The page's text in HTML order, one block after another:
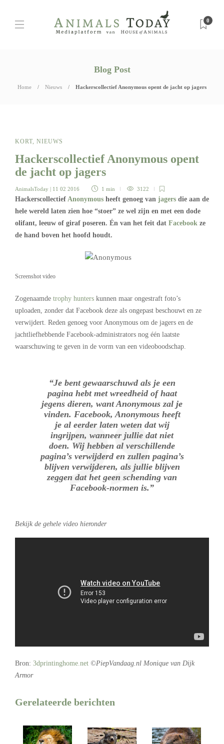
0
Blog Post
Home Nieuws Hackerscollectief Anonymous opent de jacht op jagers
KORT, NIEUWS
Hackerscollectief Anonymous opent
de jacht op jagers
AnimalsToday | 11 02 2016 1 min 3122
Hackerscollectief Anonymous heeft genoeg van jagers die aan de
hele wereld laten zien hoe “stoer” ze wel zijn en met een dode
olifant, leeuw of giraf poseren. Én van het feit dat Facebook ze
de hand boven het hoofd houdt.
Screenshot video
Zogenaamde trophy hunters kunnen maar ongestraft foto’s
uploaden, zonder dat Facebook deze als ongepast beschouwt en ze
verwijdert. Reden genoeg voor Anonymous om de jagers en de
jachtliefhebbende Facebook-administrators nog één laatste
waarschuwing te geven in de vorm van een videoboodschap.
“Je bent gewaarschuwd als je een
pagina hebt met wreedheid of haat
jegens dieren, want Anonymous zal je
vinden. Facebook, Anonymous heeft
je al eerder laten weten dat wij
ingrijpen, wanneer jullie dat niet
doen. Wij hebben al verschillende
pagina’s verwijderd en zullen pagina’s
blijven verwijderen, als jullie blijven
zeggen dat het geen schending van
Facebook-normen is.”
Bekijk de gehele video hieronder
Bron: 3dprintinghome.net ©PiepVandaag.nl Monique van Dijk
Armor
Gerelateerde berichten